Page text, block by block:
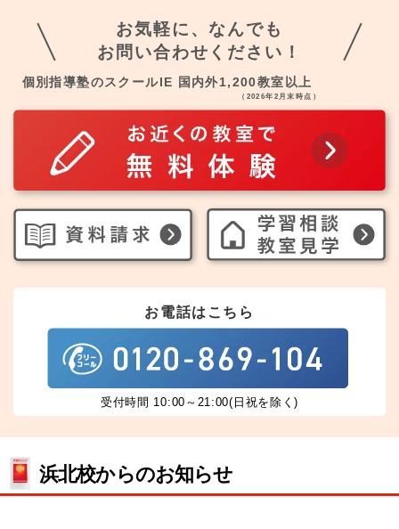
お気軽に、なんでも
お問い合わせください！
個別指導塾のスクールIE 国内外1,200教室以上
（2026年2月末時点）
お電話はこちら
受付時間 10:00～21:00(日祝を除く)
浜北校からのお知らせ